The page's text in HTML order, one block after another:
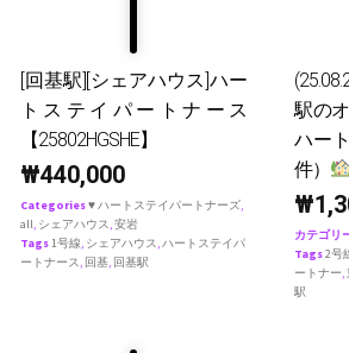
[回基駅][シェアハウス]ハー
トステイパートナース
【25802HGSHE】
₩440,000
Categories♥ ハートステイパートナーズ,
all, シェアハウス,安岩
Tags1号線, シェアハウス,ハートステイパ
ートナース, 回基, 回基駅
駅の
ハー
件）
₩
カテゴリ
Tags2号
ートナー,
駅